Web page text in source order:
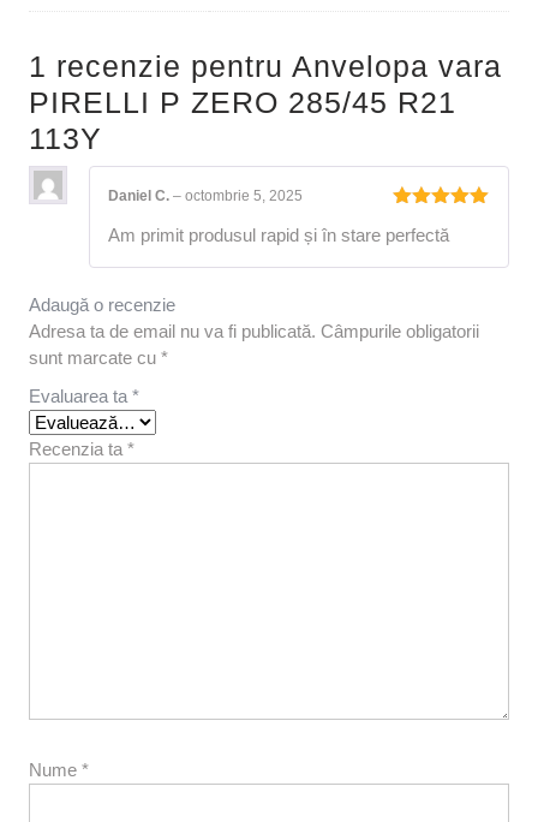
1 recenzie pentru Anvelopa vara
PIRELLI P ZERO 285/45 R21
113Y
5din 5
Daniel C. – octombrie 5, 2025
Am primit produsul rapid și în stare perfectă
Adaugă o recenzie
Adresa ta de email nu va fi publicată. Câmpurile obligatorii
sunt marcate cu *
Evaluarea ta *
Recenzia ta *
Nume *